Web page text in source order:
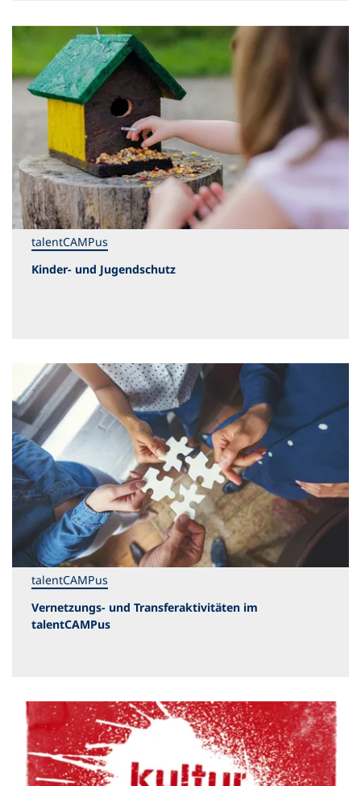
talentCAMPus
Kinder- und Jugendschutz
talentCAMPus
Vernetzungs- und Transferaktivitäten im
talentCAMPus